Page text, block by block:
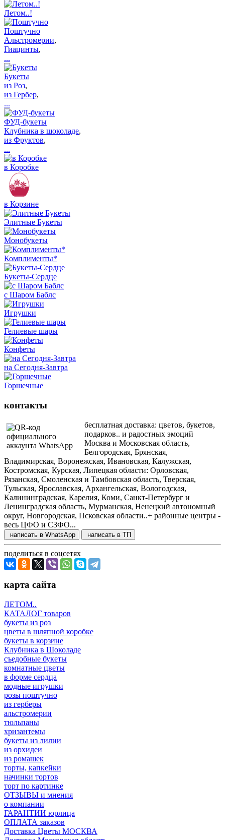
Летом..!
Поштучно
Альстромерии,
Гиацинты,
...
Букеты
из Роз,
из Гербер,
...
ФУД-букеты
Клубника в шоколаде,
из Фруктов,
...
в Коробке
в Корзине
Элитные Букеты
Монобукеты
Комплименты*
Букеты-Сердце
с Шаром Баблс
Игрушки
Гелиевые шары
Конфеты
на Сегодня-Завтра
Горшечные
контакты
бесплатная доставка: цветов, букетов,
подарков.. и радостных эмоций
Москва и Московская область,
Белгородская, Брянская,
Владимирская, Воронежская, Ивановская, Калужская,
Костромская, Курская, Липецкая области: Орловская,
Рязанская, Смоленская и Тамбовская область, Тверская,
Тульская, Ярославская, Архангельская, Вологодская,
Калининградская, Карелия, Коми, Санкт-Петербург и
Ленинградская область, Мурманская, Ненецкий автономный
округ, Новгородская, Псковская области..+ районные центры -
весь ЦФО и СЗФО...
написать в WhatsApp написать в ТП
поделиться в соцсетях
карта сайта
ЛЕТОМ..
КАТАЛОГ товаров
букеты из роз
цветы в шляпной коробке
букеты в корзине
Клубника в Шоколаде
съедобные букеты
комнатные цветы
в форме сердца
модные игрушки
розы поштучно
из герберы
альстромерии
тюльпаны
хризантемы
букеты из лилии
из орхидеи
из ромашек
торты, капкейки
начинки тортов
торт по картинке
ОТЗЫВЫ и мнения
о компании
ГАРАНТИИ юрлица
ОПЛАТА заказов
Доставка Цветы МОСКВА